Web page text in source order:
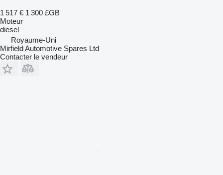
1 517 € 1 300 £GB
Moteur
diesel
Royaume-Uni
Mirfield Automotive Spares Ltd
Contacter le vendeur